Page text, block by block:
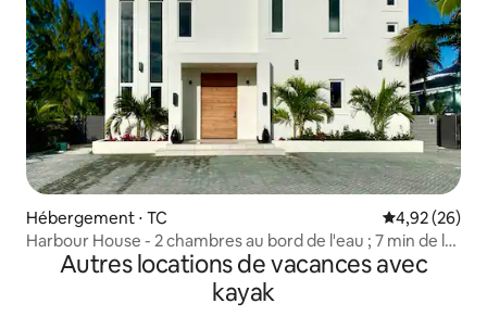
Hébergement ⋅ TC Évaluation
4,92 (26)
Harbour House - 2 chambres au bord de l'eau ; 7 min de la
plageAutres locations de vacances avec
kayak